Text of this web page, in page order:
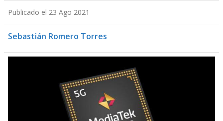
Publicado el 23 Ago 2021
Sebastián Romero Torres